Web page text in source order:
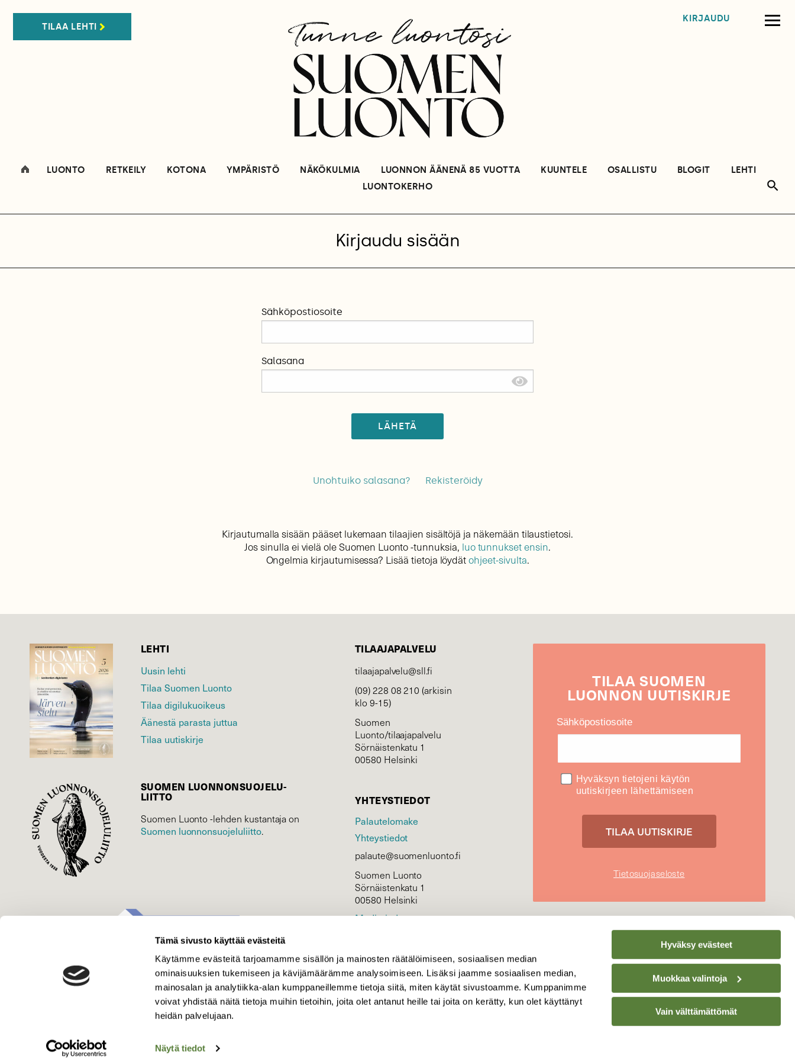
Tämä sivusto käyttää evästeitä
Käytämme evästeitä tarjoamamme sisällön ja mainosten räätälöimiseen, sosiaalisen median
ominaisuuksien tukemiseen ja kävijämäärämme analysoimiseen. Lisäksi jaamme sosiaalisen median,
mainosalan ja analytiikka-alan kumppaneillemme tietoja siitä, miten käytät sivustoamme. Kumppanimme
voivat yhdistää näitä tietoja muihin tietoihin, joita olet antanut heille tai joita on kerätty, kun olet käyttänyt
heidän palvelujaan.
Näytä tiedot
Hyväksy evästeet
Muokkaa valintoja
Vain välttämättömät
TILAA LEHTI
KIRJAUDU
LUONTO RETKEILY KOTONA YMPÄRISTÖ NÄKÖKULMIA LUONNON ÄÄNENÄ 85 VUOTTA KUUNTELE OSALLISTU BLOGIT
LEHTI
LUONTOKERHO
Kirjaudu sisään
Sähköpostiosoite
Salasana
LÄHETÄ
Unohtuiko salasana? Rekisteröidy
Kirjautumalla sisään pääset lukemaan tilaajien sisältöjä ja näkemään tilaustietosi.
Jos sinulla ei vielä ole Suomen Luonto -tunnuksia, luo tunnukset ensin.
Ongelmia kirjautumisessa? Lisää tietoja löydätohjeet-sivulta.
LEHTI
Uusin lehti
Tilaa Suomen Luonto
Tilaa digilukuoikeus
Äänestä parasta juttua
Tilaa uutiskirje
SUOMEN LUONNON­SUOJELU­
LIITTO
Suomen Luonto -lehden kustantaja on
Suomen luonnonsuojelu­liitto.
TILAAJAPALVELU
tilaajapalvelu@sll.fi
(09) 228 08 210 (arkisin
klo 9-15)
Suomen
Luonto/tilaajapalvelu
Sörnäistenkatu 1
00580 Helsinki
YHTEYSTIEDOT
Palautelomake
Yhteystiedot
palaute@suomenluonto.fi
Suomen Luonto
Sörnäistenkatu 1
00580 Helsinki
Mediatiedot
KIRJAUDU
TILAASUOMEN
LUONNON UUTIS­KIRJE
Sähköpostiosoite
Hyväksyn tietojeni käytön
uutiskirjeen lähettämiseen
Tietosuojaseloste